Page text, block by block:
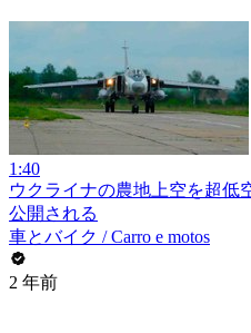
1:40
ウクライナの農地上空を超低
公開される
車とバイク / Carro e motos
2 年前